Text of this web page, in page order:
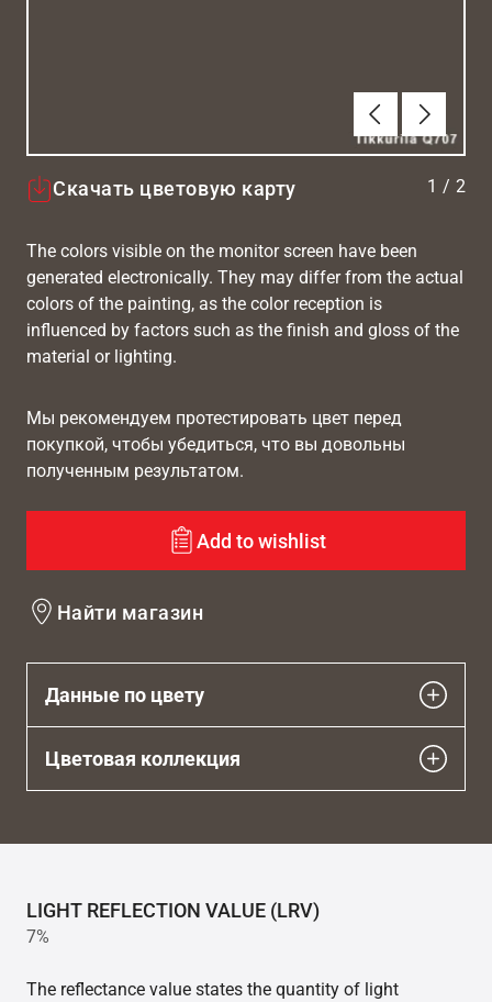
АлдыңғыВперёд
Скачать цветовую карту 1 / 2
The colors visible on the monitor screen have been
generated electronically. They may differ from the actual
colors of the painting, as the color reception is
influenced by factors such as the finish and gloss of the
material or lighting.
Мы рекомендуем протестировать цвет перед
покупкой, чтобы убедиться, что вы довольны
полученным результатом.
Add to wishlist
Найти магазин
Данные по цвету
Цветовая коллекция
LIGHT REFLECTION VALUE (LRV)
7%
The reflectance value states the quantity of light